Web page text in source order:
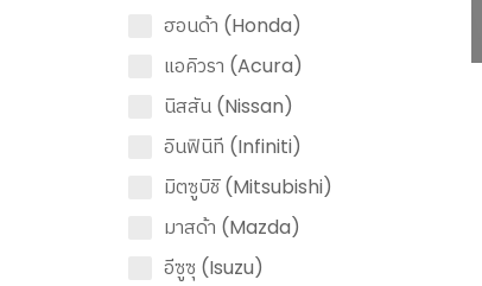
ฮอนด้า (Honda)
แอคิวรา (Acura)
นิสสัน (Nissan)
อินฟินิที (Infiniti)
มิตซูบิชิ (Mitsubishi)
มาสด้า (Mazda)
อีซูซุ (Isuzu)